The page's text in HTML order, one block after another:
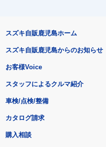
スズキ自販鹿児島ホーム
スズキ自販鹿児島からのお知らせ
お客様Voice
スタッフによるクルマ紹介
車検/点検/整備
カタログ請求
購入相談